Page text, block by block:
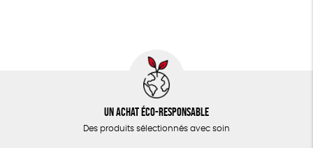
Un achat éco-responsable
Des produits sélectionnés avec soin